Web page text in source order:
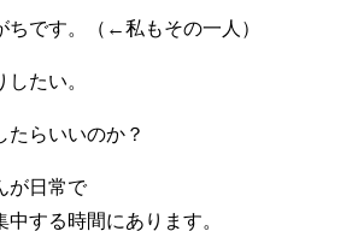
ちです。（←私もその一人）
たい。
たらいいのか？
が日常で
する時間にあります。